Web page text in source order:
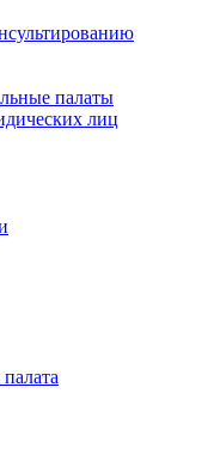
палаты
лиц